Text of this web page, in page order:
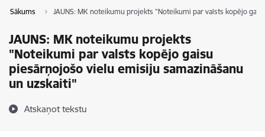
Sākums JAUNS: MK noteikumu projekts "Noteikumi par valsts kopējo
JAUNS: MK noteikumu projekts
"Noteikumi par valsts kopējo gaisu
piesārņojošo vielu emisiju samazināšanu
un uzskaiti"
Atskaņot tekstu